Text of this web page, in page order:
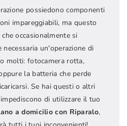
possiedono componenti
impareggiabili, ma questo
occasionalmente si
un'operazione di
molti: fotocamera rotta,
la batteria che perde
Se hai questi o altri
di utilizzare il tuo
a domicilio con Riparalo,